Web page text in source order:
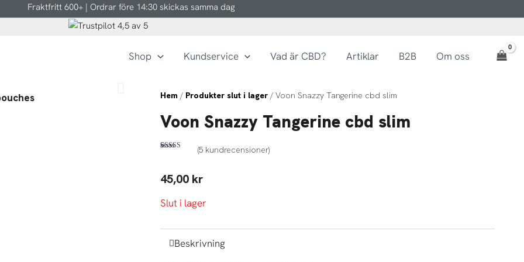
Fraktfritt 600+ | Ordrar före 14:30 skickas samma dag
Shop Kundservice Vad är CBD? Artiklar B2B Om oss
Hem / Produkter slut i lager / Voon Snazzy Tangerine cbd slim
Voon Snazzy Tangerine cbd slim
kundrecensioner
(5 kundrecensioner)
45,00 kr
Slut i lager
Beskrivning